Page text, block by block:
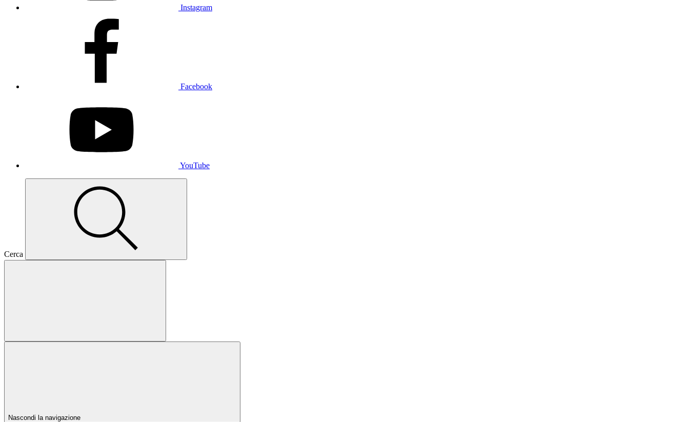
Instagram
Facebook
YouTube
Cerca
Nascondi la navigazione